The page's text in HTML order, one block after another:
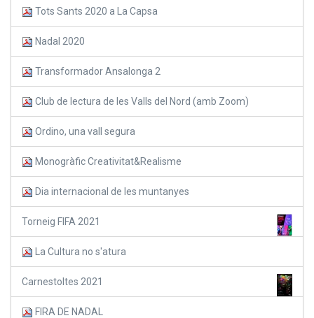
Tots Sants 2020 a La Capsa
Nadal 2020
Transformador Ansalonga 2
Club de lectura de les Valls del Nord (amb Zoom)
Ordino, una vall segura
Monogràfic Creativitat&Realisme
Dia internacional de les muntanyes
Torneig FIFA 2021
La Cultura no s'atura
Carnestoltes 2021
FIRA DE NADAL